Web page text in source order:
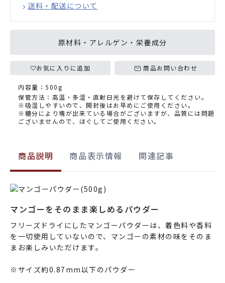
送料・配送について
原材料・アレルゲン・栄養成分
お気に入りに追加 商品お問い合わせ
内容量：500g
保管方法：高温・多湿・直射日光を避けて保存してください。
※吸湿しやすいので、開封後はお早めにご使用ください。
※糖分により塊が出来ている場合がございますが、品質には問題
ございませんので、ほぐしてご使用ください。
商品説明 商品表示情報 関連記事
マンゴーをそのまま楽しめるパウダー
フリーズドライにしたマンゴーパウダーは、着色料や香料
を一切使用していないので、マンゴーの素材の味をそのま
まお楽しみいただけます。
※サイズ約0.87mm以下のパウダー